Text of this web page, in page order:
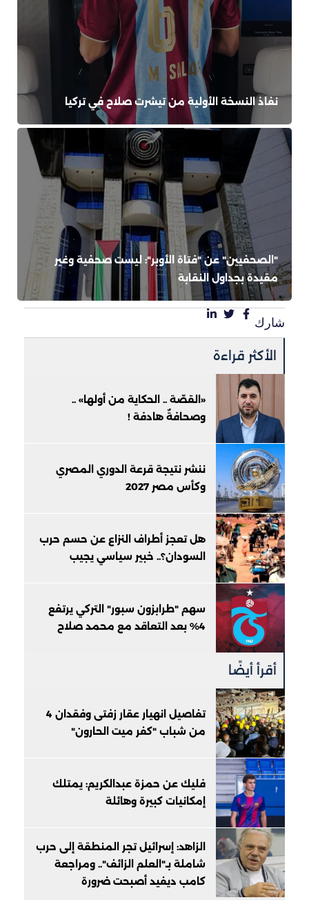
نفاذ النسخة الأولية من تيشرت صلاح في تركيا
"الصحفيين" عن "فتاة الأوبر": ليست صحفية وغير
مقيدة بجداول النقابة
شارك
الأكثر قراءة
«القصّة .. الحكاية من أولها» ..
وصحافةٌ هادفة !
ننشر نتيجة قرعة الدوري المصري
وكأس مصر 2027
هل تعجز أطراف النزاع عن حسم حرب
السودان؟.. خبير سياسي يجيب
سهم "طرابزون سبور" التركي يرتفع
4% بعد التعاقد مع محمد صلاح
أقرأ أيضًا
تفاصيل انهيار عقار زفتى وفقدان 4
من شباب "كفر ميت الحارون"
فليك عن حمزة عبدالكريم: يمتلك
إمكانيات كبيرة وهائلة
الزاهد: إسرائيل تجر المنطقة إلى حرب
شاملة بـ"العلم الزائف".. ومراجعة
كامب ديفيد أصبحت ضرورة